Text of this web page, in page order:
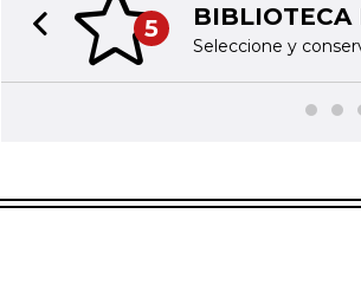
5 BIBLIOTECA
Seleccione y
Previous slide